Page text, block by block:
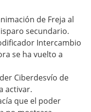
de Freja al
secundario.
Intercambio
se ha vuelto a
Ciberdesvío de
activar.
que el poder